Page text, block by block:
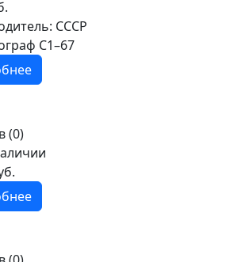
СССР
С1–67
(0)